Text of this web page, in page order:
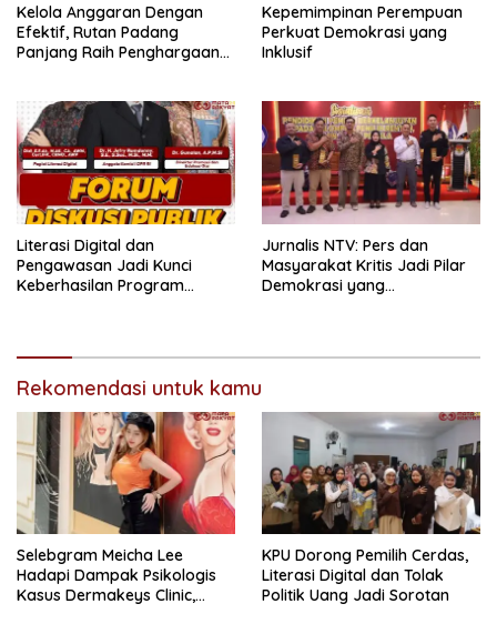
Kelola Anggaran Dengan
Efektif, Rutan Padang
Panjang Raih Penghargaan
Kepemimpinan Perempuan
Perkuat Demokrasi yang
Inklusif
Literasi Digital dan
Pengawasan Jadi Kunci
Keberhasilan Program
Jurnalis NTV: Pers dan
Masyarakat Kritis Jadi Pilar
Demokrasi yang
Rekomendasi untuk kamu
Selebgram Meicha Lee
Hadapi Dampak Psikologis
Kasus Dermakeys Clinic,
KPU Dorong Pemilih Cerdas,
Literasi Digital dan Tolak
Politik Uang Jadi Sorotan